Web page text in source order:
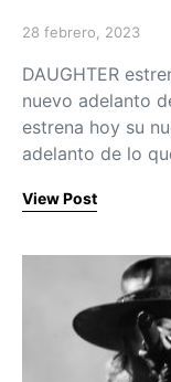
Posted on
28 febrero, 2023
DAUGHTER
nuevo adelanto
estrena hoy su
adelanto de lo
View Post